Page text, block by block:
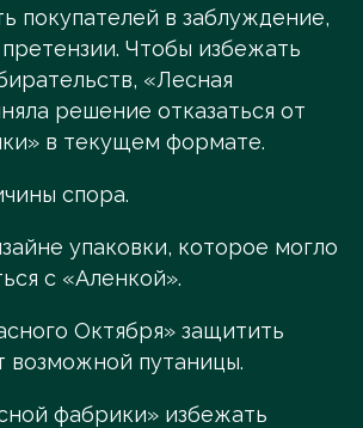
покупателей в заблуждение,
Чтобы избежать
«Лесная
решение отказаться от
в текущем формате.
спора.
упаковки, которое могло
с «Аленкой».
Октября» защитить
возможной путаницы.
фабрики» избежать